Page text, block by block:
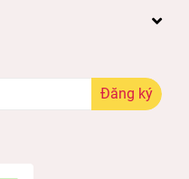
lúc nào cũng căng
thơm mát nhẹ
sạch sẽ và thoáng mát
ngày.
Đăng ký